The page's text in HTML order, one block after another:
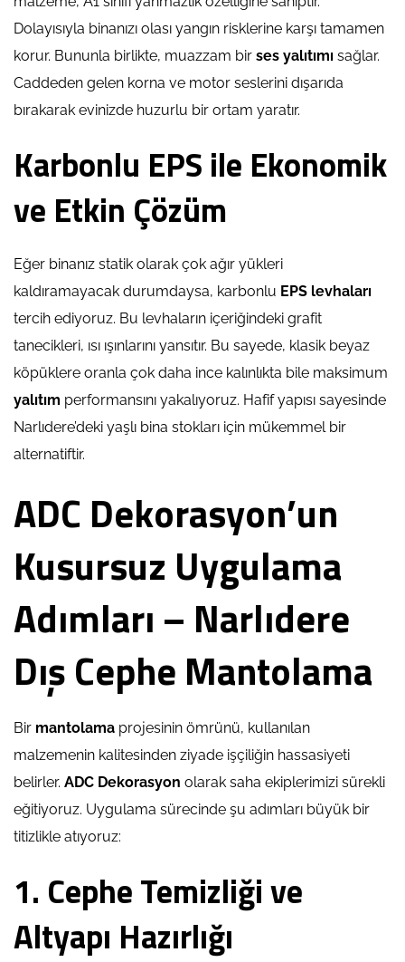
Dolayısıyla binanızı olası yangın risklerine karşı tamamen
korur. Bununla birlikte, muazzam bir ses yalıtımı sağlar.
Caddeden gelen korna ve motor seslerini dışarıda
bırakarak evinizde huzurlu bir ortam yaratır.
Karbonlu EPS ile Ekonomik
ve Etkin Çözüm
Eğer binanız statik olarak çok ağır yükleri
kaldıramayacak durumdaysa, karbonlu EPS levhaları
tercih ediyoruz. Bu levhaların içeriğindeki grafit
tanecikleri, ısı ışınlarını yansıtır. Bu sayede, klasik beyaz
köpüklere oranla çok daha ince kalınlıkta bile maksimum
yalıtım performansını yakalıyoruz. Hafif yapısı sayesinde
Narlıdere’deki yaşlı bina stokları için mükemmel bir
alternatiftir.
ADC Dekorasyon’un
Kusursuz Uygulama
Adımları – Narlıdere
Dış Cephe Mantolama
Bir mantolama projesinin ömrünü, kullanılan
malzemenin kalitesinden ziyade işçiliğin hassasiyeti
belirler. ADC Dekorasyon olarak saha ekiplerimizi sürekli
eğitiyoruz. Uygulama sürecinde şu adımları büyük bir
titizlikle atıyoruz:
1. Cephe Temizliği ve
Altyapı Hazırlığı